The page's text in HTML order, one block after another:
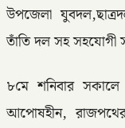
উপজেলা
তাঁতি দল সহ সহযোগী
৮মে শনিবার
আপোষহীন,